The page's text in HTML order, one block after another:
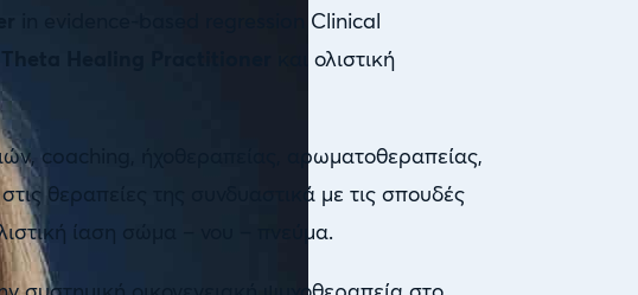
in evidence-based regression Clinical
Healing Practitioner
και ολιστική
coaching, ήχοθεραπείας, αρωματοθεραπείας,
θεραπείες της συνδυαστικά με τις σπουδές
ίαση σώμα – νου – πνεύμα.